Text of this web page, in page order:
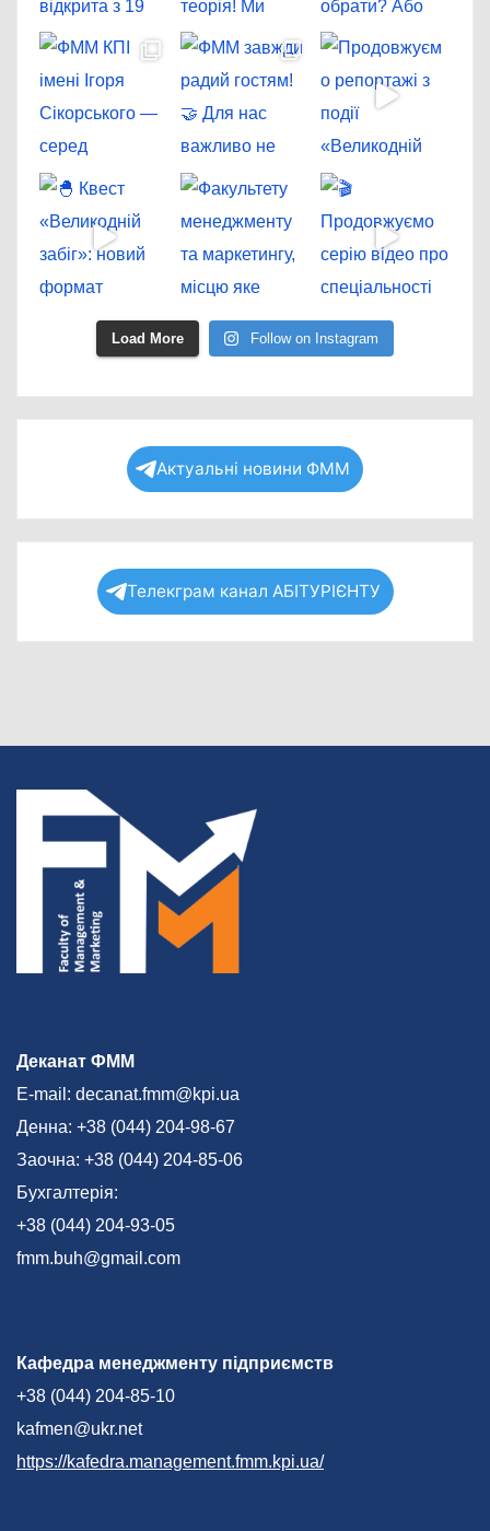
Load More Follow on Instagram
Актуальні новини ФММ
Телекграм канал АБІТУРІЄНТУ
Деканат ФММ
E-mail: decanat.fmm@kpi.ua
Денна: +38 (044) 204-98-67
Заочна: +38 (044) 204-85-06
Бухгалтерія:
+38 (044) 204-93-05
fmm.buh@gmail.com
Кафедра менеджменту підприємств
+38 (044) 204-85-10
kafmen@ukr.net
https://kafedra.management.fmm.kpi.ua/